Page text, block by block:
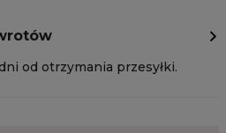
od otrzymania przesyłki.